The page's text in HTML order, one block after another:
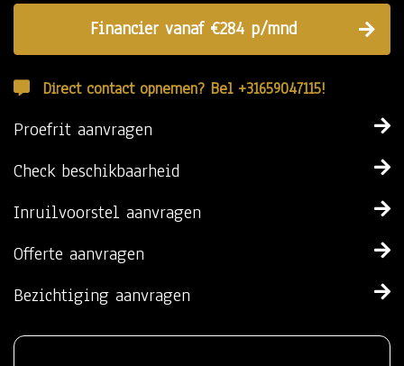
Financier vanaf €284 p/mnd
Direct contact opnemen? Bel +31659047115!
Proefrit aanvragen
Check beschikbaarheid
Inruilvoorstel aanvragen
Offerte aanvragen
Bezichtiging aanvragen